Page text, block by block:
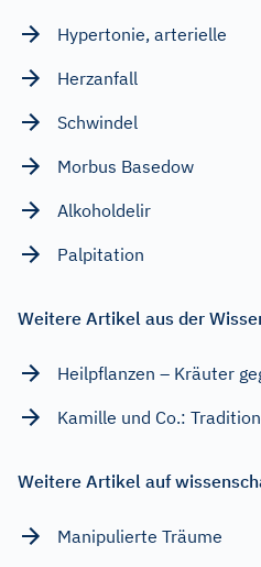
Hypertonie, arterielle
Herzanfall
Schwindel
Morbus Basedow
Alkoholdelir
Palpitation
Weitere Artikel aus der
Heilpflanzen – Kräuter
Kamille und Co.:
Weitere Artikel auf
Manipulierte Träume